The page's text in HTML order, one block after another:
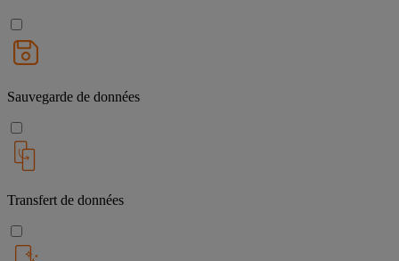
Sauvegarde de données
Transfert de données